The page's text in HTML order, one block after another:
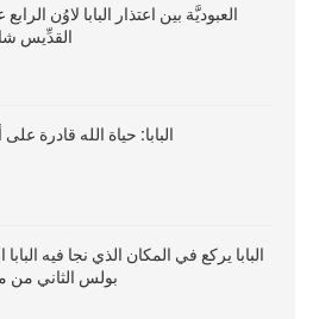
العبوديَّة بين اعتذار البابا لاوُن
القدِّيس
البابا: حياة الله قادرة على
البابا يركع في المكان الذي نجا فيه
بولس الثاني من